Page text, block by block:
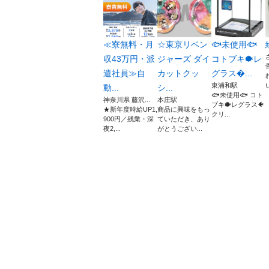
≪寮無料・月
収43万円・派
遣社員≫自
動...
神奈川県 藤沢...
★新年度時給UP1,
900円／残業・深
夜2,...
☆東京リベン
ジャーズ ダイ
カットクッ
シ...
本庄駅
商品に興味をもっ
ていただき、あり
がとうござい...
🐟未使用🐟
コトブキ🐡レ
グラス...
東浦和駅
🐟未使用🐟 コト
ブキ🐡レグラス🐠
クリ...